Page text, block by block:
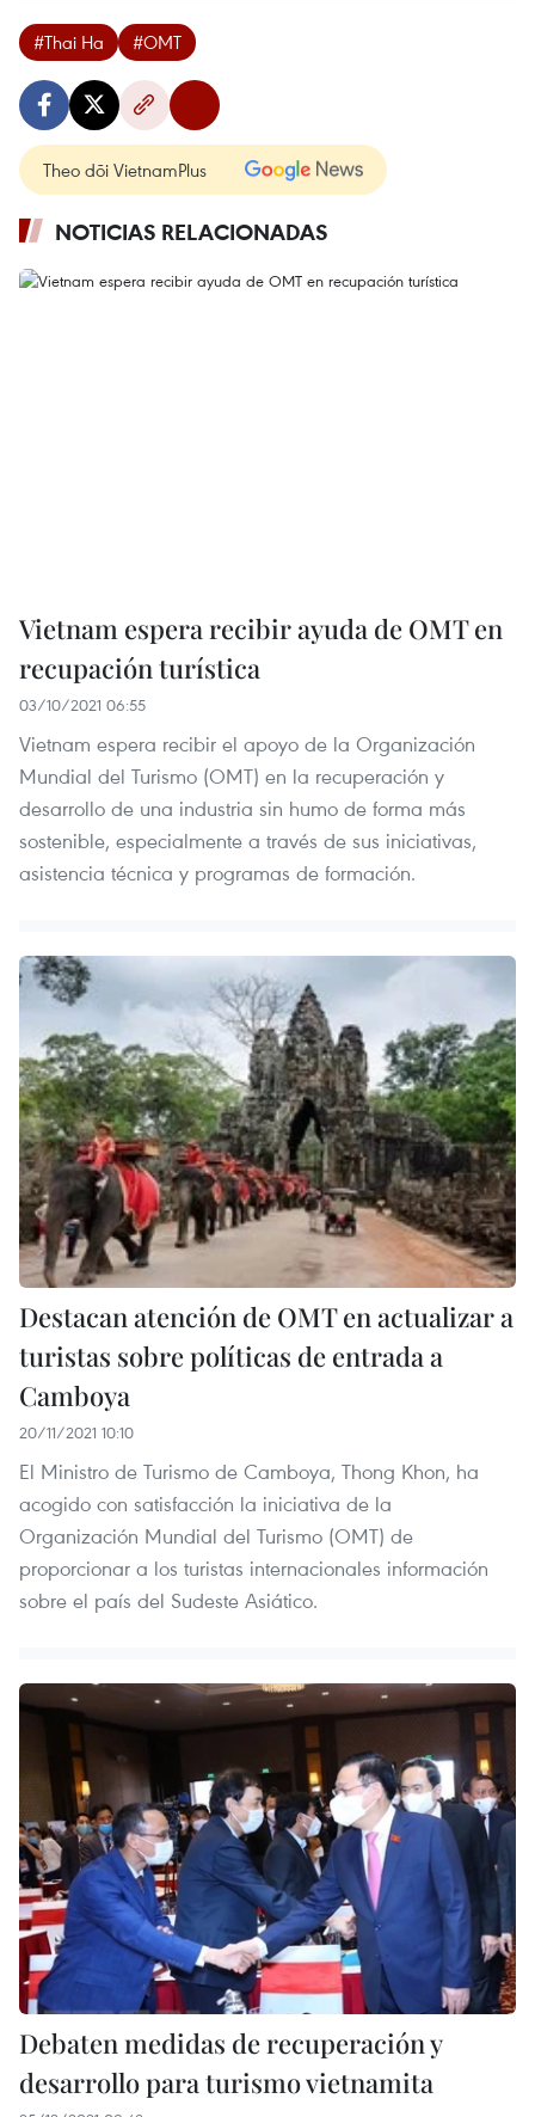
#Thai Ha #OMT
Theo dõi VietnamPlus
NOTICIAS RELACIONADAS
Vietnam espera recibir ayuda de OMT en
recupación turística
03/10/2021 06:55
Vietnam espera recibir el apoyo de la Organización
Mundial del Turismo (OMT) en la recuperación y
desarrollo de una industria sin humo de forma más
sostenible, especialmente a través de sus iniciativas,
asistencia técnica y programas de formación.
Destacan atención de OMT en actualizar a
turistas sobre políticas de entrada a
Camboya
20/11/2021 10:10
El Ministro de Turismo de Camboya, Thong Khon, ha
acogido con satisfacción la iniciativa de la
Organización Mundial del Turismo (OMT) de
proporcionar a los turistas internacionales información
sobre el país del Sudeste Asiático.
Debaten medidas de recuperación y
desarrollo para turismo vietnamita